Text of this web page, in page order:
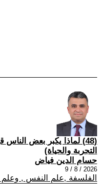
(48) لماذا يكبر بعض
التجربة والحياة)
حسام الدين فياض
2026 / 8 / 9
الفلسفة ,علم النفس , وعلم